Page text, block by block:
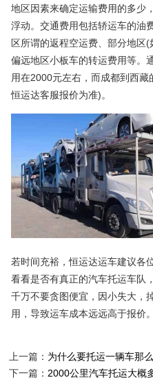
地区因素来确定运输费用的多少
浮动。交通费用包括轿运车的油
区所谓的返程空运费、部分地区
偏远地区小板车的转运费用等。
用在2000元左右，而成都到西
恒运达客服报价为准)。
若时间充裕，恒运达运车建议各
看看是否有真正的汽车托运车队
千万不要贪图便宜，因小失大，
用，导致运车成本远远高于报价。
上一篇： 为什么要托运一辆车那
下一篇： 2000公里汽车托运大概